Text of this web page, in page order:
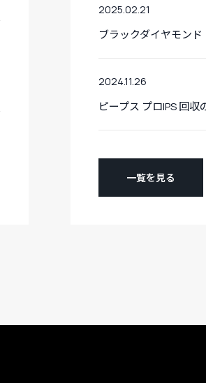
2025.02.21
ブラックダイヤモン
2024.11.26
ピープス プロIPS 回
一覧を見る